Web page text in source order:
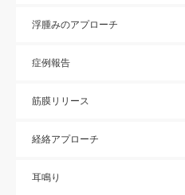
浮腫みのアプローチ
症例報告
筋膜リリース
経絡アプローチ
耳鳴り